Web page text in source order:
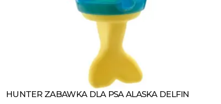
Zobacz produkt
HUNTER ZABAWKA DLA PSA ALASKA DELFIN